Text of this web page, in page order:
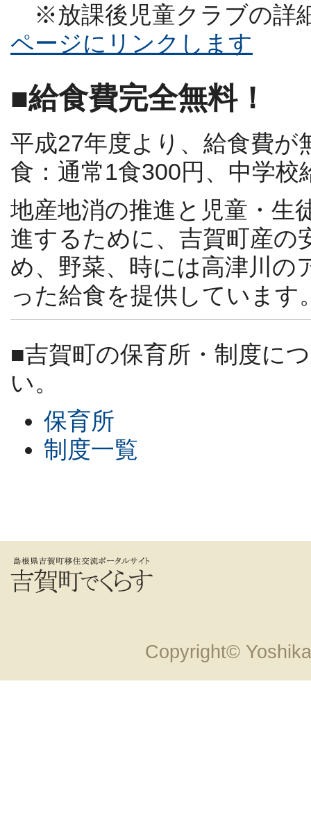
※放課後児童クラブの詳
ページにリンクします
■給食費完全無料！
平成27年度より、給食費が
食：通常1食300円、中学校
地産地消の推進と児童・生
進するために、吉賀町産の
め、野菜、時には高津川の
った給食を提供しています
■吉賀町の保育所・制度に
い。
保育所
制度一覧
Copyright©